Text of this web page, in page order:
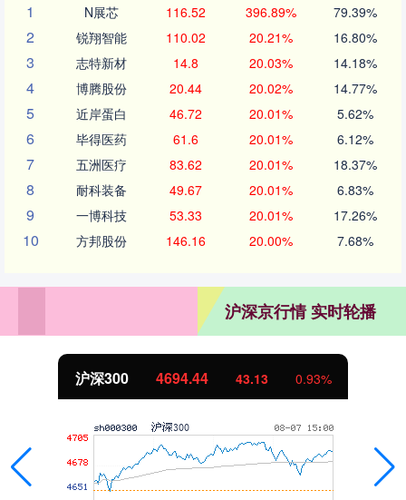
1
N展芯 116.52 396.89% 79.39%
2 锐翔智能 110.02 20.21% 16.80%
3 志特新材 14.8 20.03% 14.18%
4 博腾股份 20.44 20.02% 14.77%
5 近岸蛋白 46.72 20.01% 5.62%
6 毕得医药 61.6 20.01% 6.12%
7 五洲医疗 83.62 20.01% 18.37%
8 耐科装备 49.67 20.01% 6.83%
9 一博科技 53.33 20.01% 17.26%
10 方邦股份 146.16 20.00% 7.68%
沪深京行情 实时轮播
沪深300 4694.44 43.13 0.93%